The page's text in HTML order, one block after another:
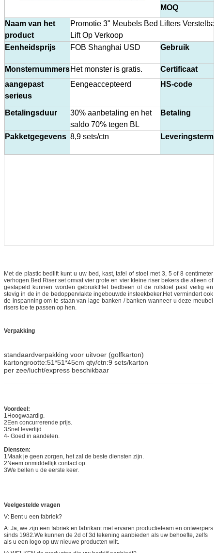
MOQ
Naam van het
product
Promotie 3" Meubels Bed Lifters
Lift Op Verkoop
Eenheidsprijs
FOB Shanghai USD Gebruik
MonsternummersHet monster is gratis.
Certificaat
aangepast
serieus
Eengeaccepteerd HS-code
Betalingsduur
30% aanbetaling en het
saldo 70% tegen BL
Betaling
Pakketgegevens 8,9 sets/ctn
Met de plastic bedlift kunt u uw bed, kast, tafel of stoel met 3, 5 of 8 centimeter
verhogen.Bed Riser set omvat vier grote en vier kleine riser bekers die alleen of
gestapeld kunnen worden gebruiktHet bedbeen of de rolstoel past veilig en
stevig in de in de bedoppervlakte ingebouwde insteekbeker.Het vermindert ook
de inspanning om te staan van lage banken / banken wanneer u deze meubel
risers toe te passen op hen.
Verpakking
standaardverpakking voor uitvoer (golfkarton)
kartongrootte:51*51*45cm qty/ctn:9 sets/karton
per zee/lucht/express beschikbaar
Voordeel:
1Hoogwaardig.
2Een concurrerende prijs.
3Snel levertijd.
4- Goed in aandelen.
Diensten:
1Maak je geen zorgen, het zal de beste diensten zijn.
2Neem onmiddellijk contact op.
3We bellen u de eerste keer.
Veelgestelde vragen
V: Bent u een fabriek?
A: Ja, we zijn een fabriek en fabrikant met ervaren productieteam en ontwerpers
sinds 1982.We kunnen de 2d of 3d tekening aanbieden als uw behoefte, zelfs
als u een logo op uw nieuwe producten wilt.